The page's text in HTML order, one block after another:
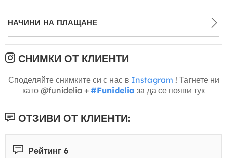
НАЧИНИ НА ПЛАЩАНЕ
СНИМКИ ОТ КЛИЕНТИ
Споделяйте снимките си с нас в Instagram ! Тагнете ни
като @funidelia + #Funidelia за да се появи тук
ОТЗИВИ ОТ КЛИЕНТИ:
Рейтинг 6